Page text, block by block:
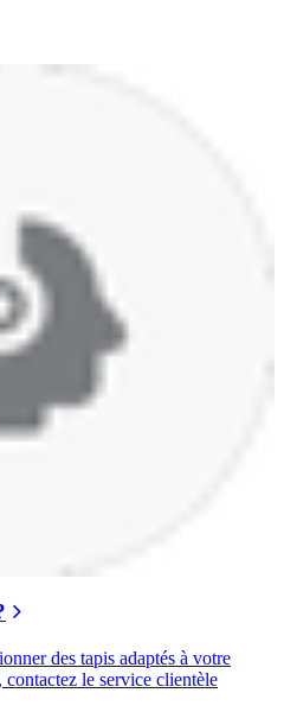
des tapis adaptés à votre
le service clientèle